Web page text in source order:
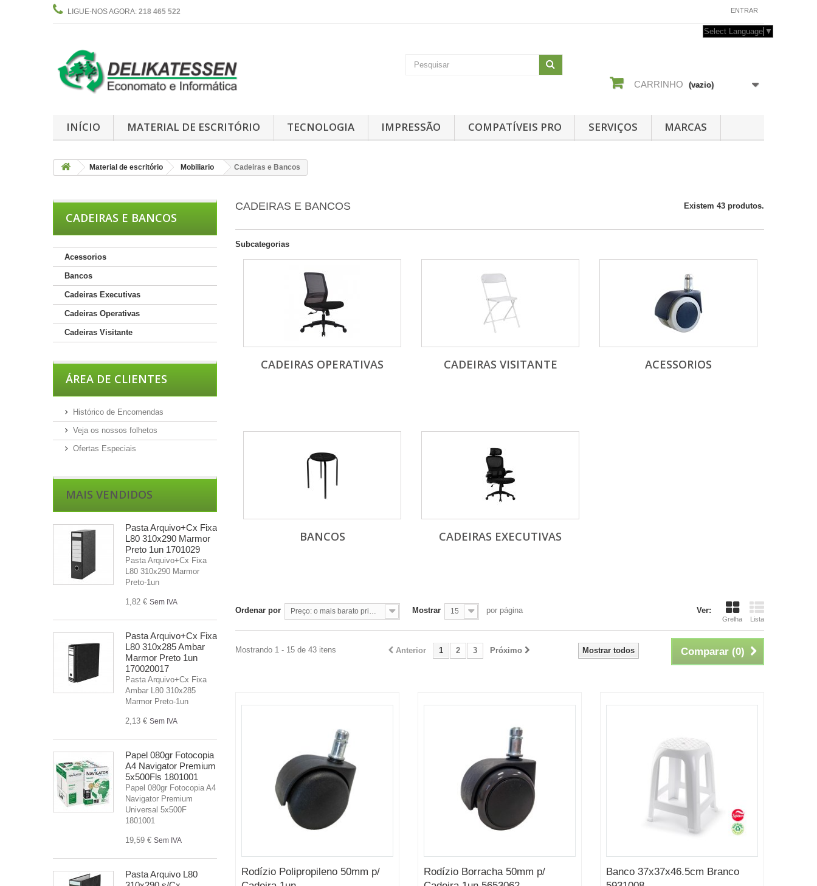
ENTRAR
LIGUE-NOS AGORA: 218 465 522
Select Language ▼
CARRINHO (vazio)
INÍCIO MATERIAL DE ESCRITÓRIO TECNOLOGIA IMPRESSÃO COMPATÍVEIS PRO SERVIÇOS MARCAS
Material de escritório Mobiliario Cadeiras e Bancos
CADEIRAS E BANCOS
Acessorios
Bancos
Cadeiras Executivas
Cadeiras Operativas
Cadeiras Visitante
ÁREA DE CLIENTES
Histórico de Encomendas
Veja os nossos folhetos
Ofertas Especiais
MAIS VENDIDOS
Pasta Arquivo+Cx Fixa
L80 310x290 Marmor
Preto 1un 1701029
Pasta Arquivo+Cx Fixa
L80 310x290 Marmor
Preto-1un
1,82 € Sem IVA
Pasta Arquivo+Cx Fixa
L80 310x285 Ambar
Marmor Preto 1un
170020017
Pasta Arquivo+Cx Fixa
Ambar L80 310x285
Marmor Preto-1un
2,13 € Sem IVA
Papel 080gr Fotocopia
A4 Navigator Premium
5x500Fls 1801001
Papel 080gr Fotocopia A4
Navigator Premium
Universal 5x500F
1801001
19,59 € Sem IVA
Pasta Arquivo L80
CADEIRAS E BANCOS Existem 43 produtos.
Subcategorias
CADEIRAS OPERATIVAS CADEIRAS VISITANTE ACESSORIOS
BANCOS CADEIRAS EXECUTIVAS
Ver:
Grelha Lista
Ordenar por Mostrar 15 por página
Comparar (0)
Mostrar todos
Anterior 1 2 3 Próximo
Mostrando 1 - 15 de 43 itens
Rodízio Polipropileno 50mm p/
Rodízio Borracha 50mm p/
Banco 37x37x46.5cm Branco